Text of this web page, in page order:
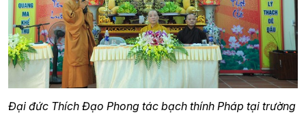
Đại đức Thích Đạo Phong tác bạch thính Pháp tại trường